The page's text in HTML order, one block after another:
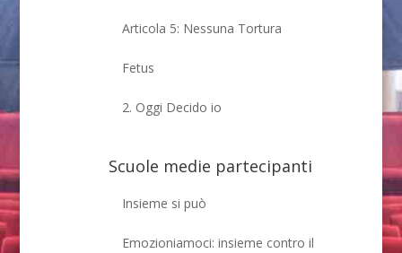
Articola 5: Nessuna Tortura
Fetus
2. Oggi Decido io
Scuole medie partecipanti
Insieme si può
Emozioniamoci: insieme contro il